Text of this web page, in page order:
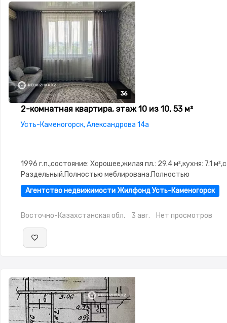
36
36
36
36
36
2-комнатная квартира, этаж 10 из 10, 53 м²
Усть-Каменогорск, Александрова 14а
1996 г.п.,состояние: Хорошее,жилая пл.: 29.4 м²,кухня: 7.1
Раздельный,Полностью меблирована,Полностью
меблирована,Домофон,Пластиковые
окна,Неугловая,Улучшенная,Комнаты
Агентство недвижимости Жилфонд Усть-Каменогорск
Восточно-Казахстанская обл. 3 авг. Нет просмотров